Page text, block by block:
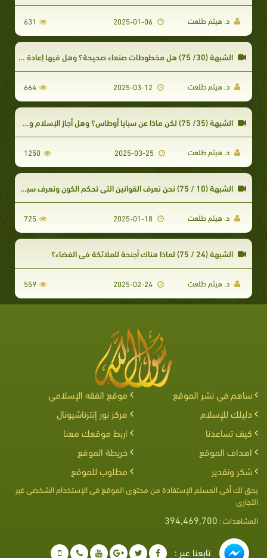
د. هيثم طلعت 2025-01-06
631
الشبهة (30/ 75) هل مخطوطات صنعاء صحيحة؟ وهل فيها إعادة صياغة آيات وكلمات قرآنية مضافة وأخرى
د. هيثم طلعت 664
الشبهة (35/ 75) لكن ماذا عن سبايا أوطاس؟ وهل أجاز الإسلام وطء السبايا؟
د. هيثم طلعت 2025-03-25
1250
الشبهة (10 / 75) نحن نعرف القوانين التي تحكم الكون ونعرف سبب الزلازل جيدا فلماذا نحتاج إلى الخالق طالما عرفنا القوانين؟
د. هيثم طلعت 2025-01-18
725
الشبهة (24 / 75) لماذا هناك أجنحة للملائكة في الفضاء؟
د. هيثم طلعت 2025-02-24
559
ساهم في نشر الموقع
موقع الفقه الإسلامي
دليلك للإسلام
مركز نور إنترناشيونال
كيف تساعدنا
اربط موقعك معنا
اهداف الموقع
خريطة الموقع
شكر وتقدير
مطلوب للموقع
يحق لك أخى المسلم الإستفادة من محتوى الموقع فى الإستخدام الشخصى غير
التجارى
المشاهدات : 394,469,700
تابعنا عبر :